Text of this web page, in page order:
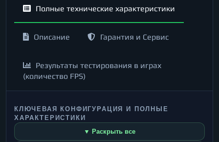
Полные технические характеристики
Описание Гарантия и Сервис
Результаты тестирования в играх
(количество FPS)
КЛЮЧЕВАЯ КОНФИГУРАЦИЯ И ПОЛНЫЕ
ХАРАКТЕРИСТИКИ
▼ Раскрыть все